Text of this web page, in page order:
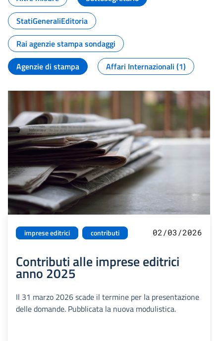
StatiGeneraliEditoria
Rai agenzie stampa sondaggi
Agenzie di stampa
Affari Internazionali (1)
imprese editrici contributi 02/03/2026
Contributi alle imprese editrici
anno 2025
Il 31 marzo 2026 scade il termine per la presentazione
delle domande. Pubblicata la nuova modulistica.